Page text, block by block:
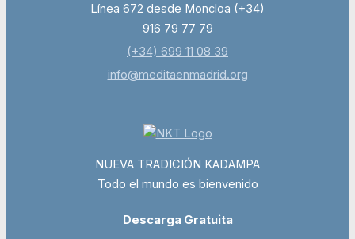
Línea 672 desde Moncloa (+34)
916 79 77 79
(+34) 699 11 08 39
info@meditaenmadrid.org
NUEVA TRADICIÓN KADAMPA
Todo el mundo es bienvenido
Descarga Gratuita